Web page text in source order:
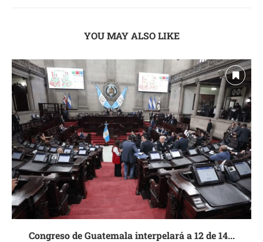
YOU MAY ALSO LIKE
Congreso de Guatemala interpelará a 12 de 14...